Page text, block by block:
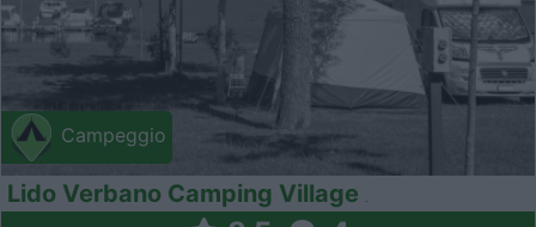
Campeggio
Lido Verbano Camping Village